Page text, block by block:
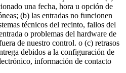
una fecha, hora u opción de
(b) las entradas no funcionen
técnicos del recinto, fallos del
o problemas del hardware de
de nuestro control. o (c) retrasos
debidos a la configuración de
información de contacto